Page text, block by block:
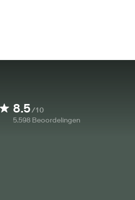
8.5/10
5.598 Beoordelingen